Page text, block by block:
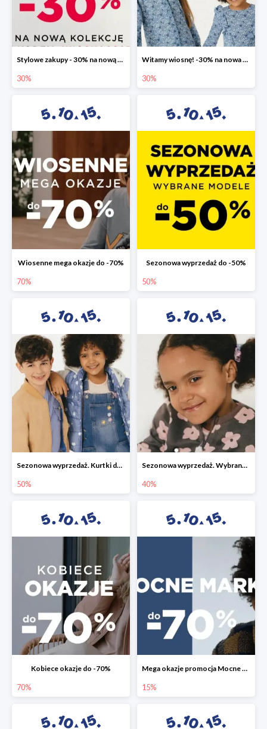
Stylowe zakupy - 30% na nową kolekcję
30%
Witamy wiosnę! -30% na nowa kolekcję
30%
Wiosenne mega okazje do -70%
70%
Sezonowa wyprzedaż do -50%
50%
Sezonowa wyprzedaż. Kurtki do -50%
50%
Sezonowa wyprzedaż. Wybrane modele do -40%
40%
Kobiece okazje do -70%
70%
Mega okazje promocja Mocne marki do -70%
15%